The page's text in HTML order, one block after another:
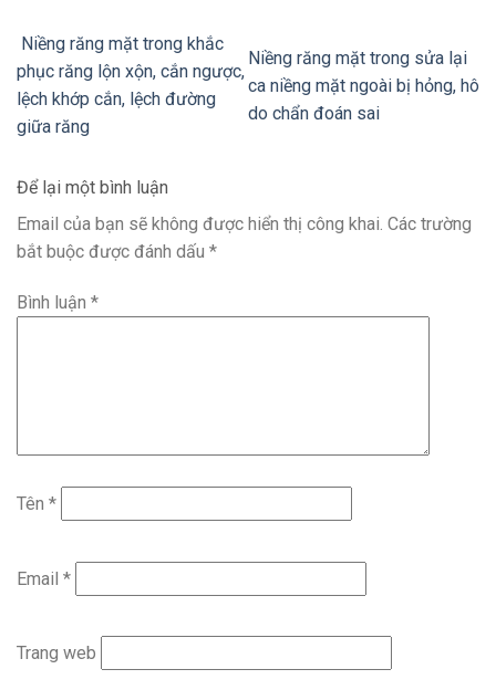
Niềng răng mặt trong khắc
phục răng lộn xộn, cắn ngược,
lệch khớp cắn, lệch đường
giữa răng
Niềng răng mặt trong sửa lại
ca niềng mặt ngoài bị hỏng, hô
do chẩn đoán sai
Để lại một bình luận
Email của bạn sẽ không được hiển thị công khai. Các trường
bắt buộc được đánh dấu *
Bình luận *
Tên *
Email *
Trang web